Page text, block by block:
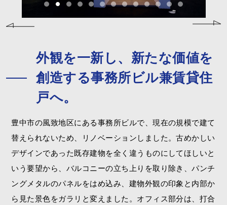
外観を一新し、新たな価値を
創造する事務所ビル兼賃貸住
戸へ。
豊中市の風致地区にある事務所ビルで、現在の規模で建て
替えられないため、リノベーションしました。古めかしい
デザインであった既存建物を全く違うものにしてほしいと
いう要望から、バルコニーの立ち上りを取り除き、パンチ
ングメタルのパネルをはめ込み、建物外観の印象と内部か
ら見た景色をガラリと変えました。オフィス部分は、打合